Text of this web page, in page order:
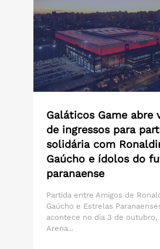
Galáticos Game abre
de ingressos para
solidária com
Gaúcho e ídolos do
paranaense
Partida entre Amigos de
Gaúcho e Estrelas
acontece no dia 3 de outubro,
Arena...